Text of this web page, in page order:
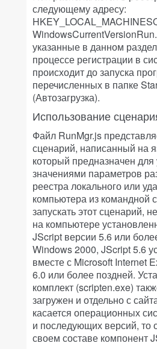
следующему адресу:
указанные в данном
процессе регистрации в
происходит до запуска
перечисленных в папке
(Автозагрузка).
Использование
Файл RunMgr.js
сценарий, написанный на
который предназначен
значениями параметров
реестра локального или
компьютера из командной
запускать этот сценарий,
на компьютере
JScript версии 5.6 или
Windows 2000, JScript 5.6
вместе с Microsoft Internet
6.0 или более поздней.
комплект (scripten.exe)
загружен и отдельно с
касается операционных
и последующих версий, то
своем составе компонент